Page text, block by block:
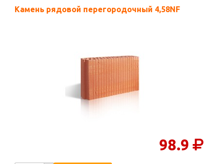
Камень рядовой перегородочный 4,58NF
98.9